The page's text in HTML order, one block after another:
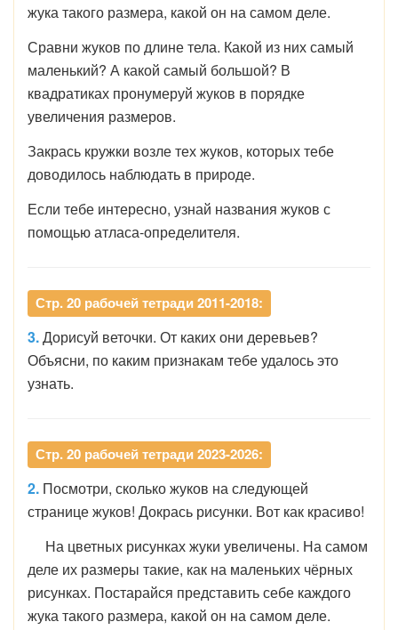
жука такого размера, какой он на самом деле.
Сравни жуков по длине тела. Какой из них самый
маленький? А какой самый большой? В
квадратиках пронумеруй жуков в порядке
увеличения размеров.
Закрась кружки возле тех жуков, которых тебе
доводилось наблюдать в природе.
Если тебе интересно, узнай названия жуков с
помощью атласа-определителя.
Стр. 20 рабочей тетради 2011-2018:
3.Дорисуй веточки. От каких они деревьев?
Объясни, по каким признакам тебе удалось это
узнать.
Стр. 20 рабочей тетради 2023-2026:
2. Посмотри, сколько жуков на следующей
странице жуков! Докрась рисунки. Вот как красиво!
На цветных рисунках жуки увеличены. На самом
деле их размеры такие, как на маленьких чёрных
рисунках. Постарайся представить себе каждого
жука такого размера, какой он на самом деле.